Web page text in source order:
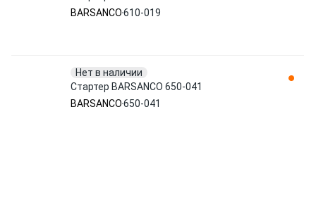
BARSANCO610-019
Нет в наличии
Стартер BARSANCO 650-041
BARSANCO650-041